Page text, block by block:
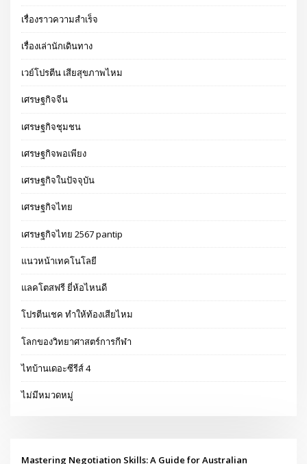
เรื่องราวความสำเร็จ
เรื่องเล่านักเดินทาง
เวย์โปรตีน เสียสุขภาพไหม
เศรษฐกิจจีน
เศรษฐกิจชุมชน
เศรษฐกิจพอเพียง
เศรษฐกิจในปัจจุบัน
เศรษฐกิจไทย
เศรษฐกิจไทย 2567 pantip
แนวหน้าเทคโนโลยี
แลคโตสฟรี ยี่ห้อไหนดี
โปรตีนเชค ทำให้ท้องเสียไหม
โลกของวิทยาศาสตร์การกีฬา
ไทบ้านเดอะซีรีส์ 4
ไม่มีหมวดหมู่
Mastering Negotiation Skills: A Guide for Australian